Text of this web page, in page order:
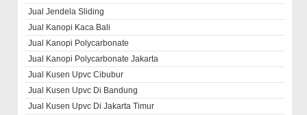
Jual Jendela Sliding
Jual Kanopi Kaca Bali
Jual Kanopi Polycarbonate
Jual Kanopi Polycarbonate Jakarta
Jual Kusen Upvc Cibubur
Jual Kusen Upvc Di Bandung
Jual Kusen Upvc Di Jakarta Timur